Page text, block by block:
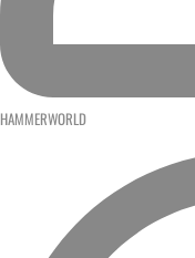
HAMMERWORLD